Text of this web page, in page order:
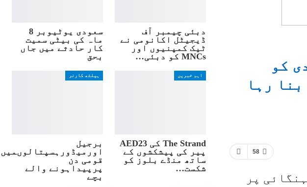
کو
رہا
58
پر
دبئی چیمبر آف
ڈیجیٹل اکانومی نے
ٹیک کمپنیوں اور
MNCs کو دبئی…
سعودی یوٹیوبر 8
ماہ کی بیٹی سمیت
کار حادثے میں جاں
بحق
اہم خبریں
The Strand کی AED23
پیر کی پیشکشوں کے
ساتھ منڈے بلوز کو
شکست…
ہیلتھ کارنر
برجیل
قومی دن
پرپیداہونے والے
بچے